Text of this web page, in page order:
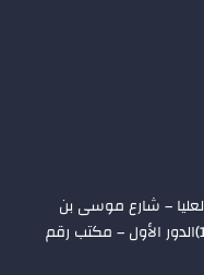
– شارع موسى بن
نصير - مركز الصفوة التجاري – البوابة رقم (1)الدور الأول – مكتب رقم